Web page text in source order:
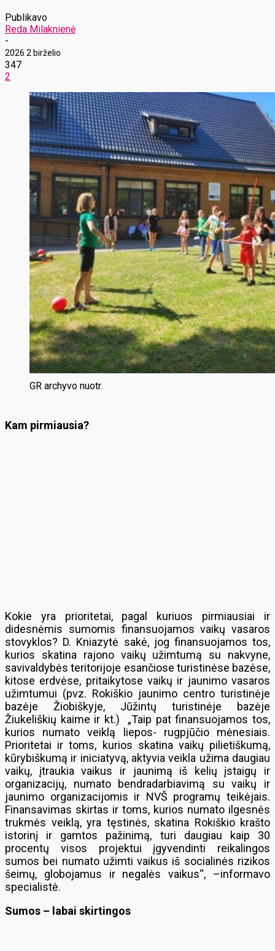
Publikavo
Reda Milaknienė
-
2026 2 birželio
347
2
GR archyvo nuotr.
Kam pirmiausia?
Kokie yra prioritetai, pagal kuriuos pirmiausiai ir
didesnėmis sumomis finansuojamos vaikų vasaros
stovyklos? D. Kniazytė sakė, jog finansuojamos tos,
kurios skatina rajono vaikų užimtumą su nakvyne,
savivaldybės teritorijoje esančiose turistinėse bazėse,
kitose erdvėse, pritaikytose vaikų ir jaunimo vasaros
užimtumui (pvz. Rokiškio jaunimo centro turistinėje
bazėje Žiobiškyje, Jūžintų turistinėje bazėje
Žiukeliškių kaime ir kt.) „Taip pat finansuojamos tos,
kurios numato veiklą liepos- rugpjūčio mėnesiais.
Prioritetai ir toms, kurios skatina vaikų pilietiškumą,
kūrybiškumą ir iniciatyvą, aktyvia veikla užima daugiau
vaikų, įtraukia vaikus ir jaunimą iš kelių įstaigų ir
organizacijų, numato bendradarbiavimą su vaikų ir
jaunimo organizacijomis ir NVŠ programų teikėjais.
Finansavimas skirtas ir toms, kurios numato ilgesnės
trukmės veiklą, yra tęstinės, skatina Rokiškio krašto
istorinį ir gamtos pažinimą, turi daugiau kaip 30
procentų visos projektui įgyvendinti reikalingos
sumos bei numato užimti vaikus iš socialinės rizikos
šeimų, globojamus ir negalės vaikus“, –informavo
specialistė.
Sumos – labai skirtingos